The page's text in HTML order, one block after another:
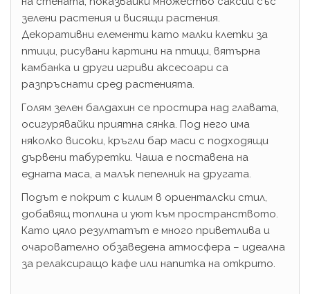
зелени растения и висящи растения.
Декоративни елементи като малки клетки за
птици, рисувани картини на птици, вятърна
камбанка и други игриви аксесоари са
разпръснати сред растенията.
Голям зелен балдахин се простира над главата,
осигурявайки приятна сянка. Под него има
няколко високи, кръгли бар маси с подходящи
дървени табуретки. Чаша е поставена на
едната маса, а малък пепелник на другата.
Подът е покрит с килим в ориенталски стил,
добавящ топлина и уют към пространството.
Като цяло резултатът е много приветлива и
очарователно обзаведена атмосфера – идеална
за релаксиращо кафе или напитка на открито.